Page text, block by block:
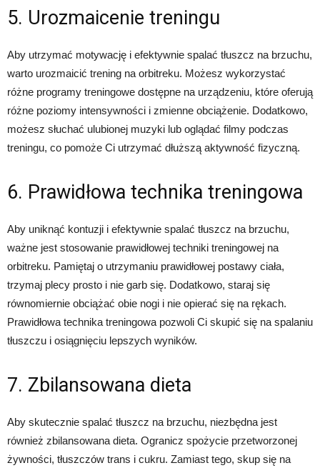
5. Urozmaicenie treningu
Aby utrzymać motywację i efektywnie spalać tłuszcz na brzuchu,
warto urozmaicić trening na orbitreku. Możesz wykorzystać
różne programy treningowe dostępne na urządzeniu, które oferują
różne poziomy intensywności i zmienne obciążenie. Dodatkowo,
możesz słuchać ulubionej muzyki lub oglądać filmy podczas
treningu, co pomoże Ci utrzymać dłuższą aktywność fizyczną.
6. Prawidłowa technika treningowa
Aby uniknąć kontuzji i efektywnie spalać tłuszcz na brzuchu,
ważne jest stosowanie prawidłowej techniki treningowej na
orbitreku. Pamiętaj o utrzymaniu prawidłowej postawy ciała,
trzymaj plecy prosto i nie garb się. Dodatkowo, staraj się
równomiernie obciążać obie nogi i nie opierać się na rękach.
Prawidłowa technika treningowa pozwoli Ci skupić się na spalaniu
tłuszczu i osiągnięciu lepszych wyników.
7. Zbilansowana dieta
Aby skutecznie spalać tłuszcz na brzuchu, niezbędna jest
również zbilansowana dieta. Ogranicz spożycie przetworzonej
żywności, tłuszczów trans i cukru. Zamiast tego, skup się na